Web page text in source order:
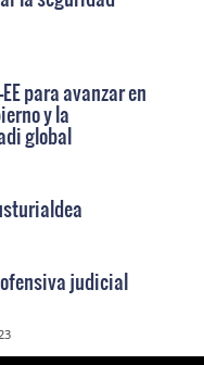
para avanzar en
y la
global
judicial